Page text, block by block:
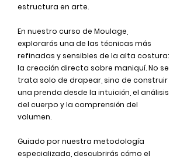
estructura en arte.
En nuestro curso de Moulage,
explorarás una de las técnicas más
refinadas y sensibles de la alta costura:
la creación directa sobre maniquí. No se
trata solo de drapear, sino de construir
una prenda desde la intuición, el análisis
del cuerpo y la comprensión del
volumen.
Guiado por nuestra metodología
especializada, descubrirás cómo el